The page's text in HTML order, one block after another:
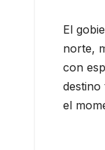
El
norte,
con
destino
el